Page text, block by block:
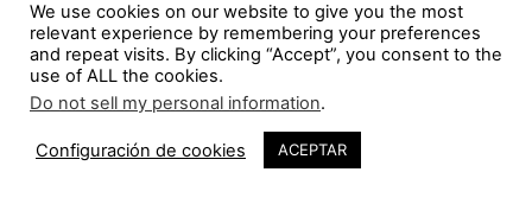
We use cookies on our website to give you the most
relevant experience by remembering your preferences
and repeat visits. By clicking “Accept”, you consent to the
use of ALL the cookies.
Do not sell my personal information.
Configuración de cookies ACEPTAR